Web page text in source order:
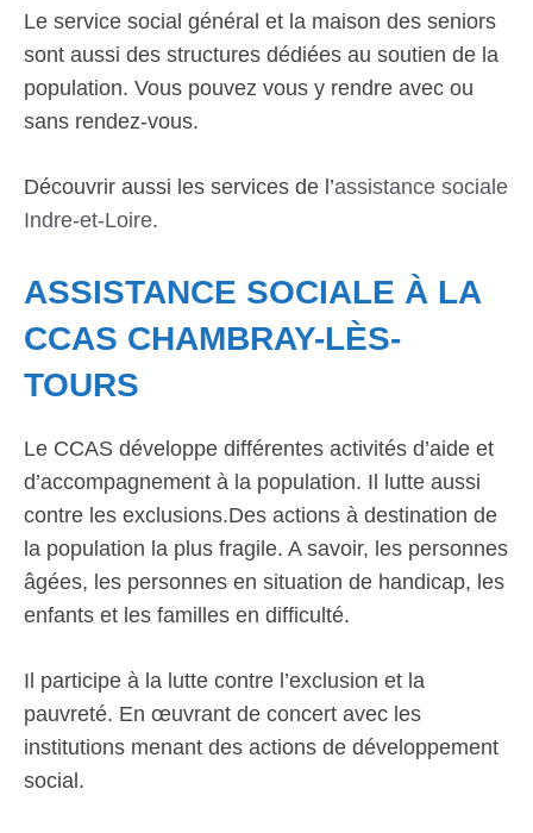
Le service social général et la maison des seniors
sont aussi des structures dédiées au soutien de la
population. Vous pouvez vous y rendre avec ou
sans rendez-vous.
Découvrir aussi les services de l’assistance sociale
Indre-et-Loire.
ASSISTANCE SOCIALE À LA
CCAS CHAMBRAY-LÈS-
TOURS
Le CCAS développe différentes activités d’aide et
d’accompagnement à la population. Il lutte aussi
contre les exclusions.Des actions à destination de
la population la plus fragile. A savoir, les personnes
âgées, les personnes en situation de handicap, les
enfants et les familles en difficulté.
Il participe à la lutte contre l’exclusion et la
pauvreté. En œuvrant de concert avec les
institutions menant des actions de développement
social.